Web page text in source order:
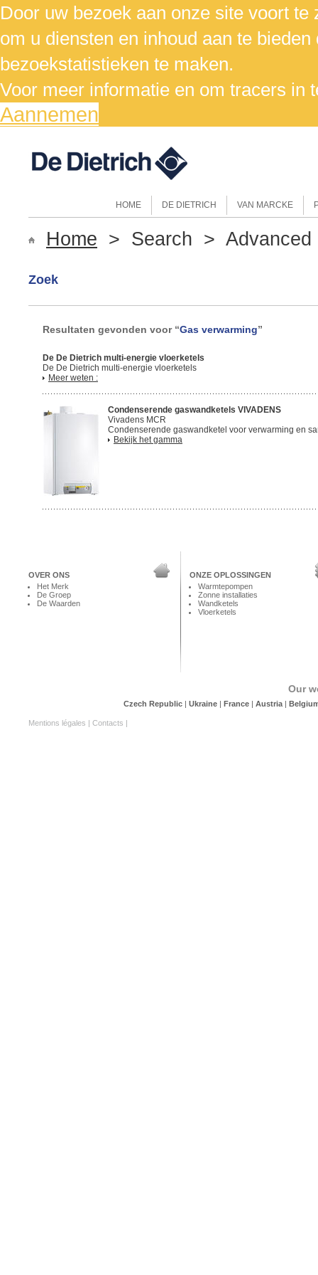
Door uw bezoek aan onze site voort
om u diensten en inhoud aan te
bezoekstatistieken te maken.
Voor meer informatie en om tracers in
Aannemen
HOME DE DIETRICH VAN MARCKE
Home > Search > Advanced
Zoek
Resultaten gevonden voor “Gas verwarming”
De De Dietrich multi-energie vloerketels
De De Dietrich multi-energie vloerketels
Meer weten :
Condenserende gaswandketels VIVADENS
Vivadens MCR
Condenserende gaswandketel voor verwarming en
Bekijk het gamma
OVER ONS
Het Merk
De Groep
De Waarden
ONZE OPLOSSINGEN
Warmtepompen
Zonne installaties
Wandketels
Vloerketels
Our
Czech Republic | Ukraine | France | Austria |
Mentions légales | Contacts |